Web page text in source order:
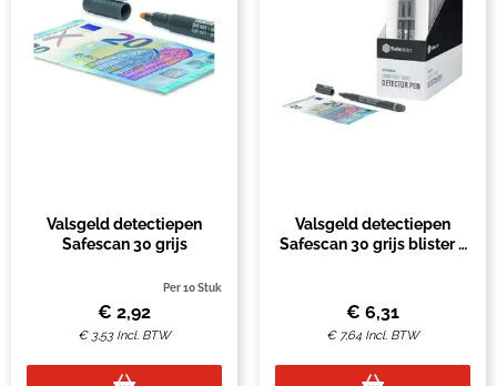
Valsgeld detectiepen
Safescan 30 grijs
Per 10 Stuk
€ 2,92
€ 3,53 Incl. BTW
Valsgeld detectiepen
Safescan 30 grijs blister à
€ 6,31
€ 7,64 Incl. BTW